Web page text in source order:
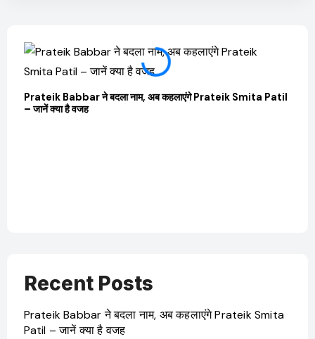
Prateik Babbar ने बदला नाम, अब कहलाएंगे Prateik Smita Patil
– जानें क्या है वजह
Recent Posts
Prateik Babbar ने बदला नाम, अब कहलाएंगे Prateik Smita
Patil – जानें क्या है वजह